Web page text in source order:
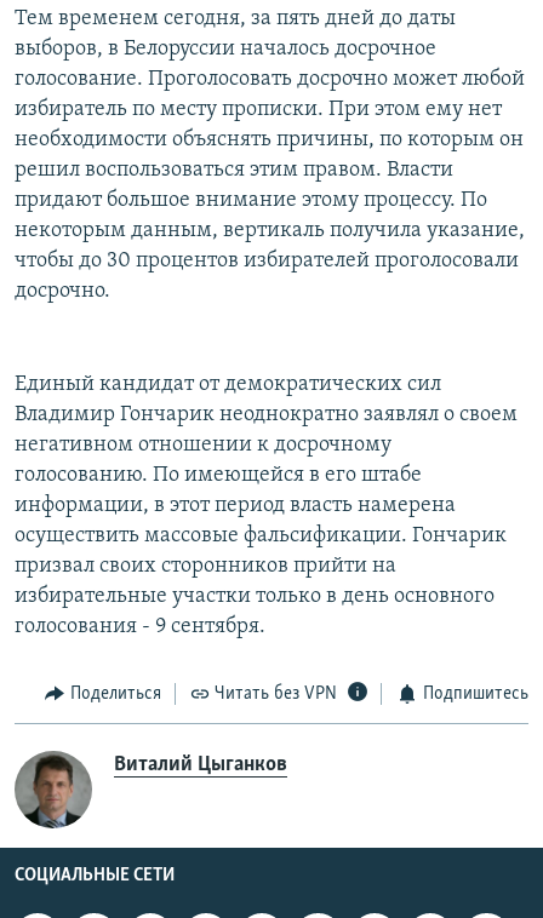
Тем временем сегодня, за пять дней до даты
выборов, в Белоруссии началось досрочное
голосование. Проголосовать досрочно может любой
избиратель по месту прописки. При этом ему нет
необходимости объяснять причины, по которым он
решил воспользоваться этим правом. Власти
придают большое внимание этому процессу. По
некоторым данным, вертикаль получила указание,
чтобы до 30 процентов избирателей проголосовали
досрочно.
Единый кандидат от демократических сил
Владимир Гончарик неоднократно заявлял о своем
негативном отношении к досрочному
голосованию. По имеющейся в его штабе
информации, в этот период власть намерена
осуществить массовые фальсификации. Гончарик
призвал своих сторонников прийти на
избирательные участки только в день основного
голосования - 9 сентября.
Поделиться Читать без VPN Подпишитесь
Виталий Цыганков
СОЦИАЛЬНЫЕ СЕТИ